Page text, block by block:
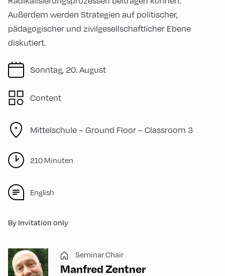
Sonntag, 20. August
Content
Mittelschule – Ground Floor – Classroom 3
210 Minuten
English
By Invitation only
Außerdem werden Strategien auf politischer,
pädagogischer und zivilgesellschaftlicher Ebene
diskutiert.
Seminar Chair
Manfred Zentner